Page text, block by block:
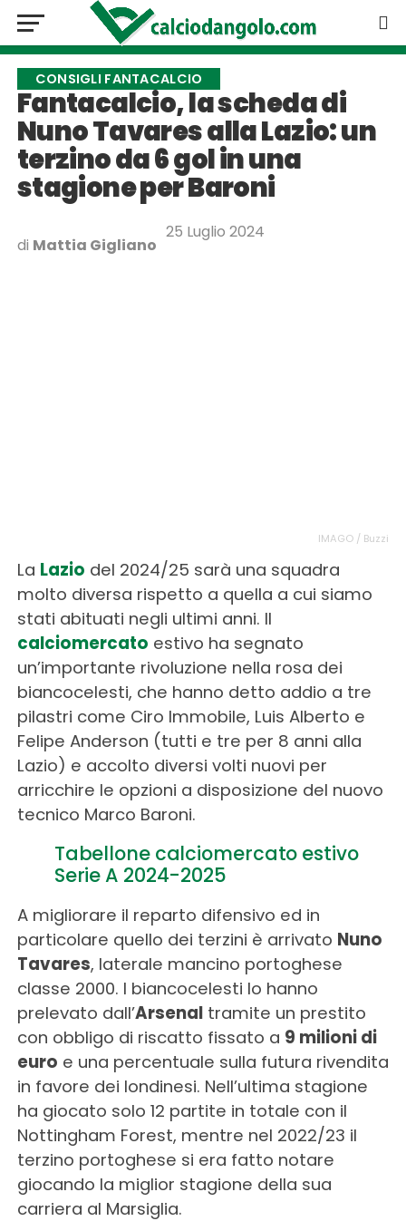
CONSIGLI FANTACALCIO
Fantacalcio, la scheda di
Nuno Tavares alla Lazio: un
terzino da 6 gol in una
stagione per Baroni
di Mattia Gigliano
25 Luglio 2024
IMAGO / Buzzi
La Lazio del 2024/25 sarà una squadra
molto diversa rispetto a quella a cui siamo
stati abituati negli ultimi anni. Il
calciomercato estivo ha segnato
un’importante rivoluzione nella rosa dei
biancocelesti, che hanno detto addio a tre
pilastri come Ciro Immobile, Luis Alberto e
Felipe Anderson (tutti e tre per 8 anni alla
Lazio) e accolto diversi volti nuovi per
arricchire le opzioni a disposizione del nuovo
tecnico Marco Baroni.
Tabellone calciomercato estivo
Serie A 2024-2025
A migliorare il reparto difensivo ed in
particolare quello dei terzini è arrivato Nuno
Tavares, laterale mancino portoghese
classe 2000. I biancocelesti lo hanno
prelevato dall’Arsenaltramite un prestito
con obbligo di riscatto fissato a 9 milioni di
euro e una percentuale sulla futura rivendita
in favore dei londinesi. Nell’ultima stagione
ha giocato solo 12 partite in totale con il
Nottingham Forest, mentre nel 2022/23 il
terzino portoghese si era fatto notare
giocando la miglior stagione della sua
carriera al Marsiglia.